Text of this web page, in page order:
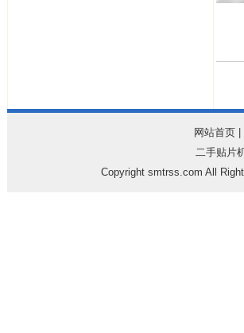
网站首页|
二手贴片
Copyright smtrss.com All